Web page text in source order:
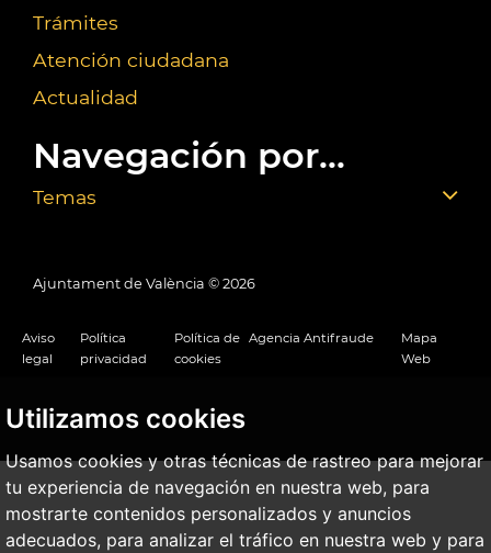
Utilizamos cookies
Usamos cookies y otras técnicas de rastreo para mejorar
tu experiencia de navegación en nuestra web, para
mostrarte contenidos personalizados y anuncios
adecuados, para analizar el tráfico en nuestra web y para
Trámites
Atención ciudadana
Actualidad
Navegación por...
Temas
Ajuntament de València © 2026
Aviso
legal
Política
privacidad
Política de
cookies
Agencia Antifraude
Mapa
Web